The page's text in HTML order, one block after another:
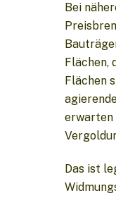
Bei
Flächen,
Flächen
erwarten
Das ist